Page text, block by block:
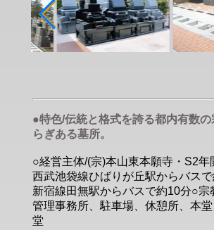
●特色/伝統と格式を誇る都内有数
らぎある墓所。
○経営主体/(宗)本山東本願寺・S2年
西武池袋線ひばりが丘駅からバス
新宿線田無駅からバスで約10分○宗
管理事務所、駐車場、休憩所、本
堂